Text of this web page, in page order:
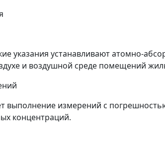
указания устанавливают атомно-
и воздушной среде помещений
выполнение измерений с
концентраций.